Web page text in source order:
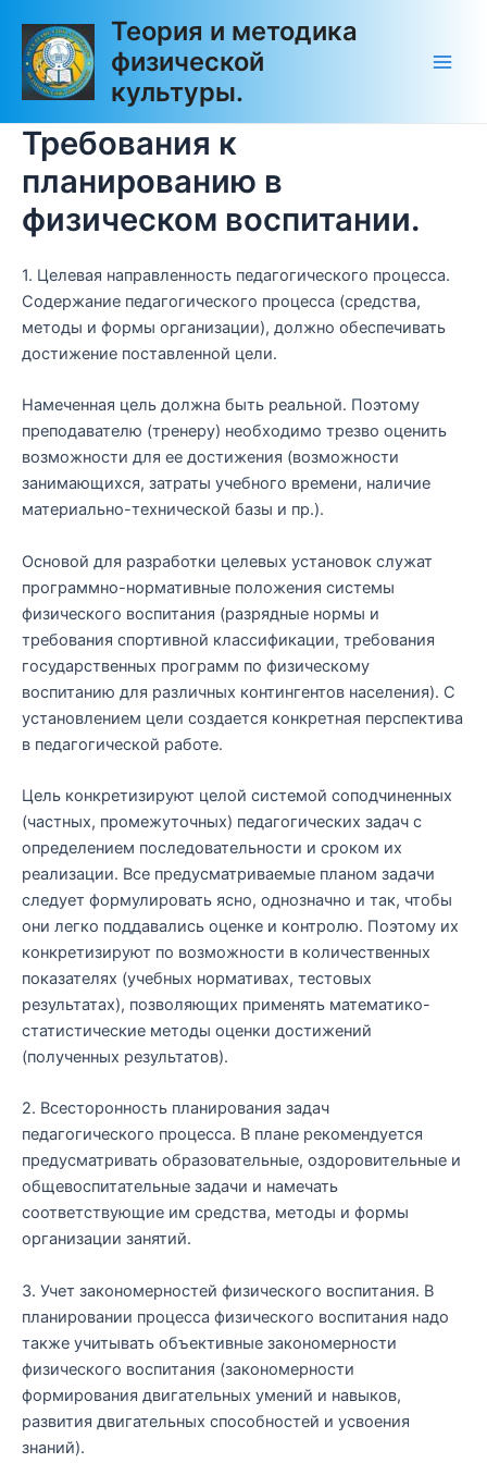
содержимому
Теория и методика
физической
культуры.
Требования к
планированию в
физическом воспитании.
1. Целевая направленность педагогического процесса.
Содержание педагогического процесса (средства,
методы и формы организации), должно обеспечивать
достижение поставленной цели.
Намеченная цель должна быть реальной. Поэтому
преподавателю (тренеру) необходимо трезво оценить
возможности для ее достижения (возможности
занимающихся, затраты учебного времени, наличие
материально-технической базы и пр.).
Основой для разработки целевых установок служат
программно-нормативные положения системы
физического воспитания (разрядные нормы и
требования спортивной классификации, требования
государственных программ по физическому
воспитанию для различных контингентов населения). С
установлением цели создается конкретная перспектива
в педагогической работе.
Цель конкретизируют целой системой соподчиненных
(частных, промежуточных) педагогических задач с
определением последовательности и сроком их
реализации. Все предусматриваемые планом задачи
следует формулировать ясно, однозначно и так, чтобы
они легко поддавались оценке и контролю. Поэтому их
конкретизируют по возможности в количественных
показателях (учебных нормативах, тестовых
результатах), позволяющих применять математико-
статистические методы оценки достижений
(полученных результатов).
2. Всесторонность планирования задач
педагогического процесса. В плане рекомендуется
предусматривать образовательные, оздоровительные и
общевоспитательные задачи и намечать
соответствующие им средства, методы и формы
организации занятий.
3. Учет закономерностей физического воспитания. В
планировании процесса физического воспитания надо
также учитывать объективные закономерности
физического воспитания (закономерности
формирования двигательных умений и навыков,
развития двигательных способностей и усвоения
знаний).